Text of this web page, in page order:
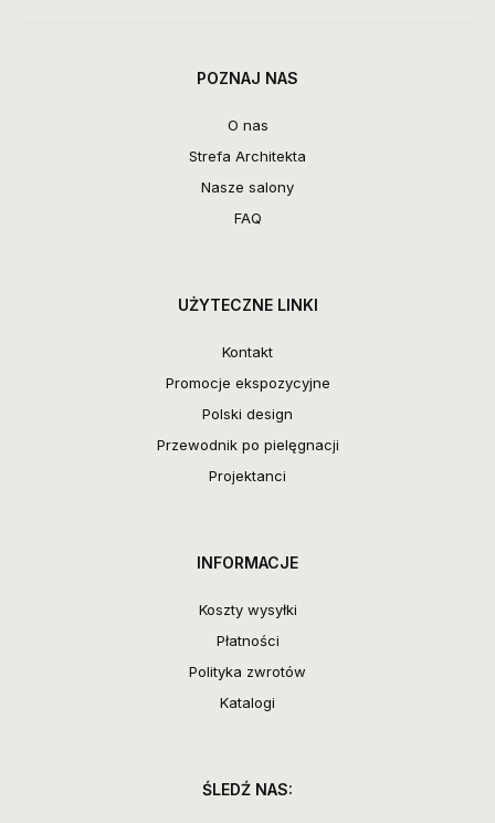
POZNAJ NAS
O nas
Strefa Architekta
Nasze salony
FAQ
UŻYTECZNE LINKI
Kontakt
Promocje ekspozycyjne
Polski design
Przewodnik po pielęgnacji
Projektanci
INFORMACJE
Koszty wysyłki
Płatności
Polityka zwrotów
Katalogi
ŚLEDŹ NAS: